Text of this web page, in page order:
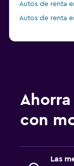
Autos de renta
Autos de renta
con
Las